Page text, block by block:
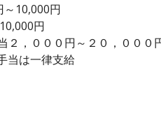
～10,000円
円
２，０００円～２０，００
当は一律支給